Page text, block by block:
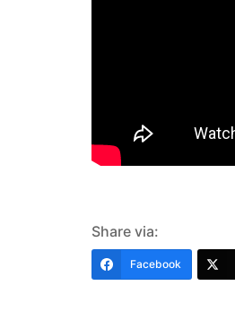
Share via:
Facebook